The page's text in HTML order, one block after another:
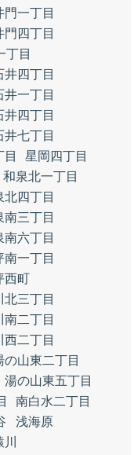
門一丁目
門四丁目
丁目
井四丁目
井一丁目
井四丁目
井七丁目
目
星岡四丁目
和泉北一丁目
北四丁目
南三丁目
南六丁目
南一丁目
西町
北三丁目
南二丁目
西二丁目
の山東二丁目
湯の山東五丁目
南白水二丁目
浅海原